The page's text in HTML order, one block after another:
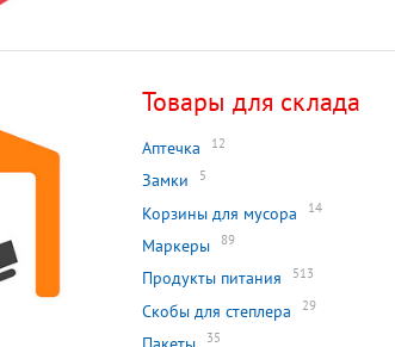
Товары для склада
Аптечка 12
Замки 5
Корзины для мусора 14
Маркеры 89
Продукты питания 513
Скобы для степлера 29
35